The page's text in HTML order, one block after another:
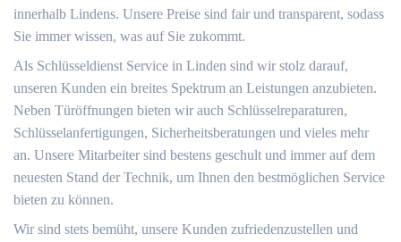
innerhalb Lindens. Unsere Preise sind fair und transparent, sodass
Sie immer wissen, was auf Sie zukommt.
Als Schlüsseldienst Service in Linden sind wir stolz darauf,
unseren Kunden ein breites Spektrum an Leistungen anzubieten.
Neben Türöffnungen bieten wir auch Schlüsselreparaturen,
Schlüsselanfertigungen, Sicherheitsberatungen und vieles mehr
an. Unsere Mitarbeiter sind bestens geschult und immer auf dem
neuesten Stand der Technik, um Ihnen den bestmöglichen Service
bieten zu können.
Wir sind stets bemüht, unsere Kunden zufriedenzustellen und